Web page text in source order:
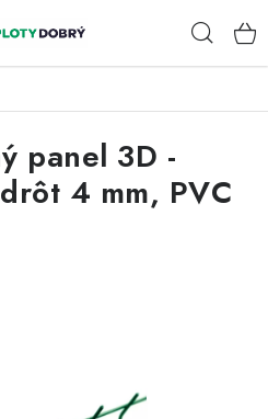
panel 3D -
4 mm, PVC